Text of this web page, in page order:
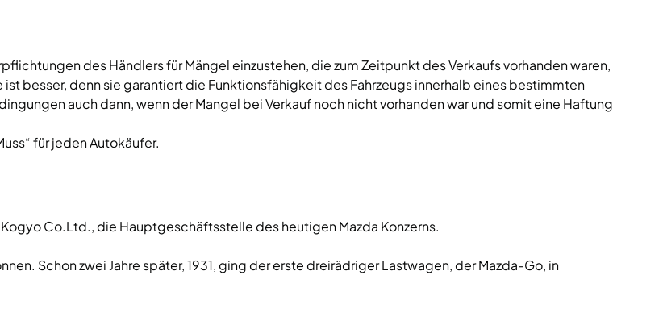
des Händlers für Mängel einzustehen, die zum Zeitpunkt des Verkaufs vorhanden waren,
besser, denn sie garantiert die Funktionsfähigkeit des Fahrzeugs innerhalb eines bestimmten
auch dann, wenn der Mangel bei Verkauf noch nicht vorhanden war und somit eine Haftung
für jeden Autokäufer.
Co.Ltd., die Hauptgeschäftsstelle des heutigen Mazda Konzerns.
Schon zwei Jahre später, 1931, ging der erste dreirädriger Lastwagen, der Mazda-Go, in